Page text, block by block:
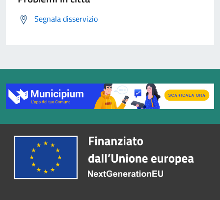
Segnala disservizio